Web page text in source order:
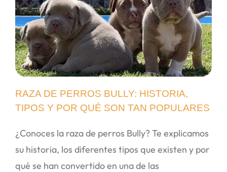
RAZA DE PERROS BULLY: HISTORIA,
TIPOS Y POR QUÉ SON TAN POPULARES
¿Conoces la raza de perros Bully? Te explicamos
su historia, los diferentes tipos que existen y por
qué se han convertido en una de las